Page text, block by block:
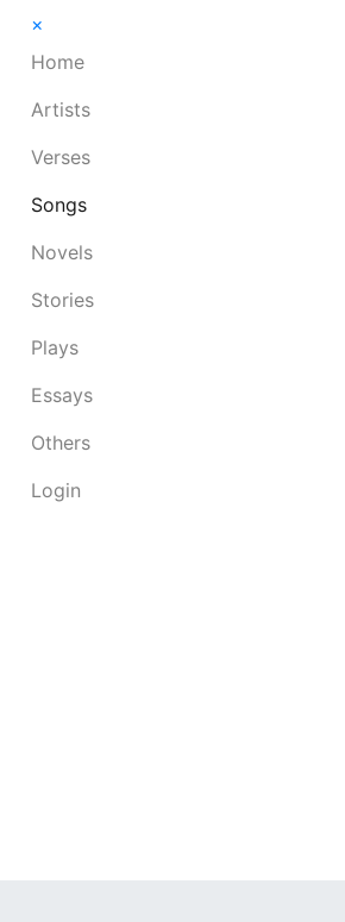
×
Home
Artists
Verses
Songs
Novels
Stories
Plays
Essays
Others
Login